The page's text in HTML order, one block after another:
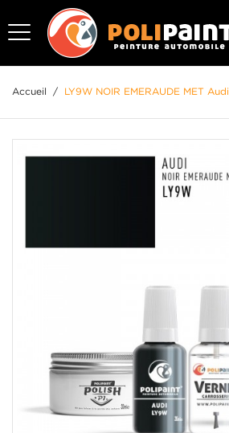
Accueil / LY9W NOIR EMERAUDE MET Audi